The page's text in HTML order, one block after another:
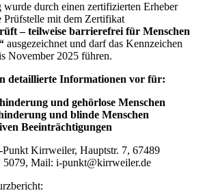
durch einen zertifizierten Erheber
Prüfstelle mit dem Zertifikat
– teilweise barrierefrei für Menschen
ausgezeichnet und darf das Kennzeichen
November 2025 führen.
detaillierte Informationen vor für:
und gehörlose Menschen
und blinde Menschen
Beeinträchtigungen
Punkt Kirrweiler, Hauptstr. 7, 67489
Mail: i-punkt@kirrweiler.de